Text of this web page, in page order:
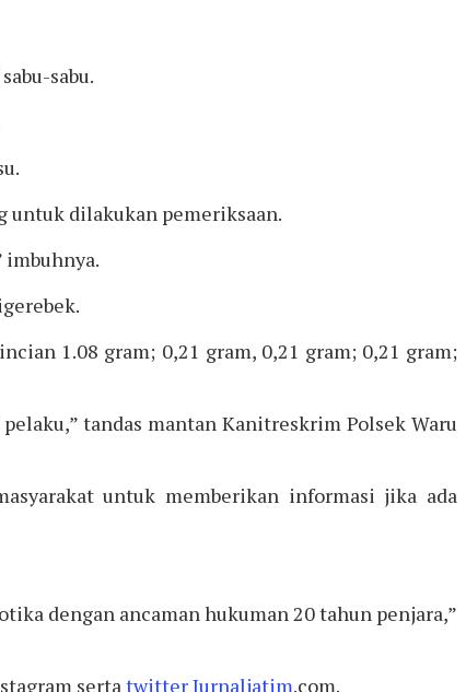
sabu.
untuk dilakukan pemeriksaan.
imbuhnya.
1.08 gram; 0,21 gram, 0,21 gram; 0,21 gram;
tandas mantan Kanitreskrim Polsek Waru
untuk memberikan informasi jika ada
dengan ancaman hukuman 20 tahun penjara,”
serta twitterJurnaljatim.com.